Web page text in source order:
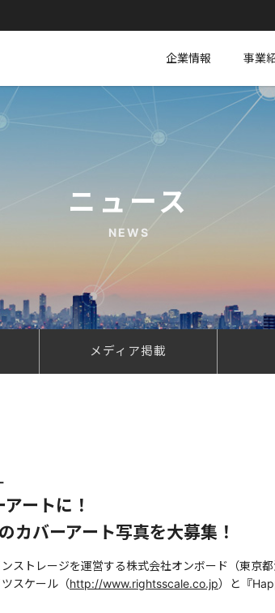
企業情報 事業
ニュース
NEWS
メディア掲載
ートに！
バーアート写真を大募集！
ストレージを運営する株式会社オンボード（東京
スケール（http://www.rightsscale.co.jp）と『